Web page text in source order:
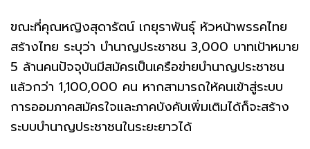
ขณะที่คุณหญิงสุดารัตน์ เกยุราพันธุ์ หัวหน้าพรรคไทย
สร้างไทย ระบุว่า บำนาญประชาชน 3,000 บาทเป้าหมาย
5 ล้านคนปัจจุบันมีสมัครเป็นเครือข่ายบำนาญประชาชน
แล้วกว่า 1,100,000 คน หากสามารถให้คนเข้าสู่ระบบ
การออมภาคสมัครใจและภาคบังคับเพิ่มเติมได้ก็จะสร้าง
ระบบบำนาญประชาชนในระยะยาวได้